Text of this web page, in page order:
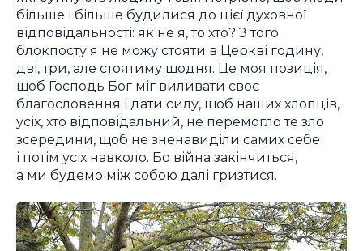
більше і більше будилися до цієї духовної
відповідальності: як не я, то хто? З того
блокпосту я не можу стояти в Церкві годину,
дві, три, але стоятиму щодня. Це моя позиція,
щоб Господь Бог міг виливати своє
благословення і дати силу, щоб наших хлопців,
усіх, хто відповідальний, не перемогло те зло
зсередини, щоб не зненавиділи самих себе
і потім усіх навколо. Бо війна закінчиться,
а ми будемо між собою далі гризтися.